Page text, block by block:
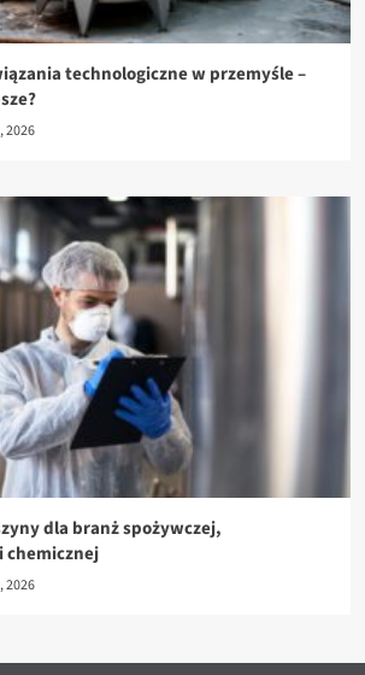
technologiczne w przemyśle –
2026
dla branż spożywczej,
chemicznej
2026